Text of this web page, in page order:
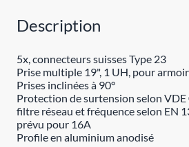
Description
5x, connecteurs suisses Type 23
Prise multiple 19", 1 UH, pour
Prises inclinées à 90°
Protection de surtension selon
filtre réseau et fréquence selon EN
prévu pour 16A
Profile en aluminium anodisé